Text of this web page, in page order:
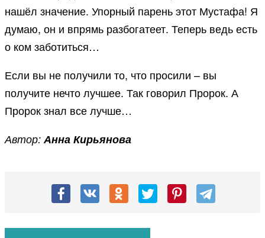
нашёл значение. Упорный парень этот Мустафа! Я
думаю, он и впрямь разбогатеет. Теперь ведь есть
о ком заботиться…
Если вы не получили то, что просили – вы
получите нечто лучшее. Так говорил Пророк. А
Пророк знал все лучше…
Автор:Анна Кирьянова